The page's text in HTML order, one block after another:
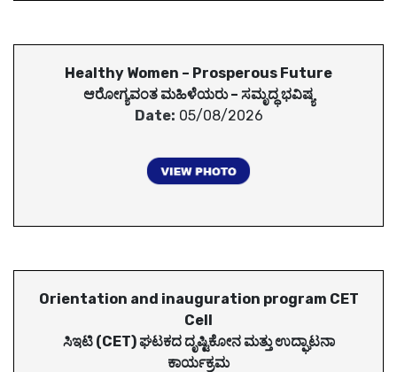
Healthy Women – Prosperous Future
ಆರೋಗ್ಯವಂತ ಮಹಿಳೆಯರು – ಸಮೃದ್ಧ ಭವಿಷ್ಯ
Date: 05/08/2026
Orientation and inauguration program CET
Cell
ಸಿಇಟಿ (CET) ಘಟಕದ ದೃಷ್ಟಿಕೋನ ಮತ್ತು ಉದ್ಘಾಟನಾ
ಕಾರ್ಯಕ್ರಮ